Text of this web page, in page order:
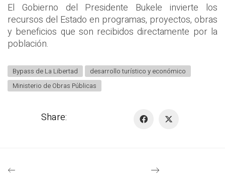
El Gobierno del Presidente Bukele invierte los
recursos del Estado en programas, proyectos, obras
y beneficios que son recibidos directamente por la
población.
Bypass de La Libertad
desarrollo turístico y económico
Ministerio de Obras Públicas
Share: